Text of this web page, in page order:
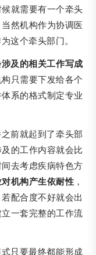
就需要有一个牵头
然机构作为协调医
这个牵头部门。
及的相关工作写成
只需要下发给各个
系的格式制定专业
前就起到了牵头部
的工作内容就会比
去考虑疾病特色方
机构产生依耐性 ，
配合度不好就会出
一套完整的工作流
只要最终都能形成